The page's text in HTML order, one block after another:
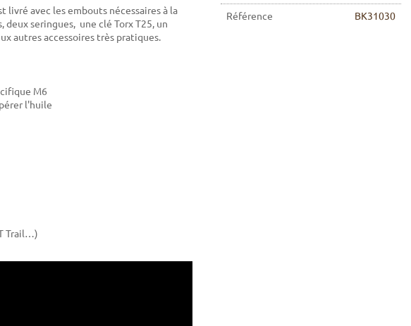
livré avec les embouts nécessaires à la
deux seringues, une clé Torx T25, un
autres accessoires très pratiques.
M6
l'huile
Trail…)
Référence BK31030